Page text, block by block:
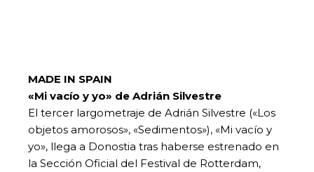
MADE IN SPAIN
«Mi vacío y yo» de Adrián Silvestre
El tercer largometraje de Adrián Silvestre («Los
objetos amorosos», «Sedimentos»), «Mi vacío y
yo», llega a Donostia tras haberse estrenado en
la Sección Oficial del Festival de Rotterdam,